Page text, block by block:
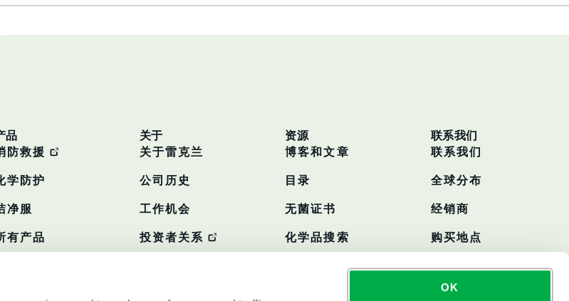
OK
品
防救援
学防护
净服
有产品
关于
关于雷克兰
公司历史
工作机会
投资者关系
资源
博客和文章
目录
无菌证书
化学品搜索
联系我们
联系我们
全球分布
经销商
购买地点